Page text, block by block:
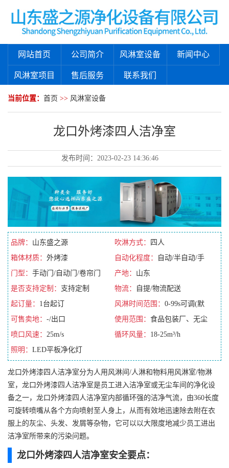
网站首页 公司简介 风淋室设备 新闻中心
风淋室项目 售后服务 联系我们
当前位置： 首页 >> 风淋室设备
龙口外烤漆四人洁净室
发布时间： 2023-02-23 14:36:46
品牌： 山东盛之源 吹淋方式：
四人
箱体材质： 外烤漆 自动化程度：
自动/半自动/手
动/全自动
门型： 手动门/自动门/卷帘门 产地： 山东
是否支持定制： 支持定制 物流：
自提/物流配送
起订量： 1台起订 风淋时间范围： 0-99s可调(默
认10s)
可售卖地： -/出口 使用范围： 食品包装厂、无尘
净化车间
喷口风速： 25m/s 循环风量： 18-25m³/h
照明： LED平板净化灯
龙口外烤漆四人洁净室分为人用风淋间/人淋和物料用风淋室/物淋
室，龙口外烤漆四人洁净室是员工进入洁净室或无尘车间的净化设
备之一，龙口外烤漆四人洁净室内部循环强的洁净气流，由360长度
可旋转喷嘴从各个方向喷射至人身上，从而有效地迅速除去附在衣
服上的灰尘、头发、发屑等杂物，它可以以大限度地减少员工进出
洁净室所带来的污染问题。
龙口外烤漆四人洁净室安全要点：